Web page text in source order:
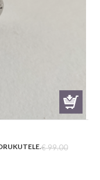
.€99.00